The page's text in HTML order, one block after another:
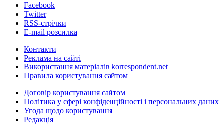
Facebook
Twitter
RSS-стрічки
E-mail розсилка
Контакти
Реклама на сайті
Використання матеріалів korrespondent.net
Правила користування сайтом
Договір користування сайтом
Політика у сфері конфіденційності і персональних даних
Угода щодо користування
Редакція